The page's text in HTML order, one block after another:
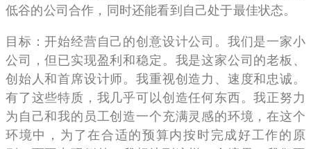
低谷的公司合作，同时还能看到自己处于最佳状态。
目标：开始经营自己的创意设计公司。我们是一家小
公司，但已实现盈利和稳定。我是这家公司的老板、
创始人和首席设计师。我重视创造力、速度和忠诚。
有了这些特质，我几乎可以创造任何东西。我正努力
为自己和我的员工创造一个充满灵感的环境，在这个
环境中，为了在合适的预算内按时完成好工作的原